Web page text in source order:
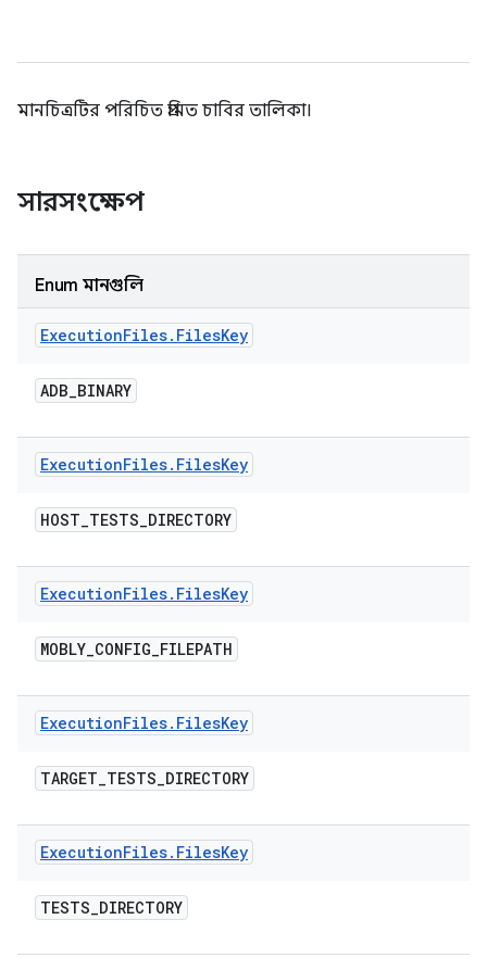
মানচিত্রটির পরিচিত প্রমিত চাবির তালিকা।
সারসংক্ষেপ
Enum মানগুলি
ExecutionFiles. FilesKey
ADB_BINARY
ExecutionFiles. FilesKey
HOST_TESTS_DIRECTORY
ExecutionFiles. FilesKey
MOBLY_CONFIG_FILEPATH
ExecutionFiles. FilesKey
TARGET_TESTS_DIRECTORY
ExecutionFiles. FilesKey
TESTS_DIRECTORY